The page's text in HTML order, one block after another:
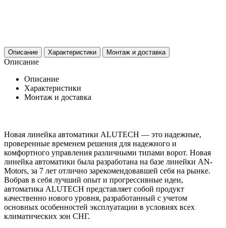
Описание Характеристики Монтаж и доставка
Описание
Описание
Характеристики
Монтаж и доставка
Новая линейка автоматики ALUTECH — это надежные,
проверенные временем решения для надежного и
комфортного управления различными типами ворот. Новая
линейка автоматики была разработана на базе линейки AN-
Motors, за 7 лет отлично зарекомендовавшей себя на рынке.
Вобрав в себя лучший опыт и прогрессивные идеи,
автоматика ALUTECH представляет собой продукт
качественно нового уровня, разработанный с учетом
основных особенностей эксплуатации в условиях всех
климатических зон СНГ.